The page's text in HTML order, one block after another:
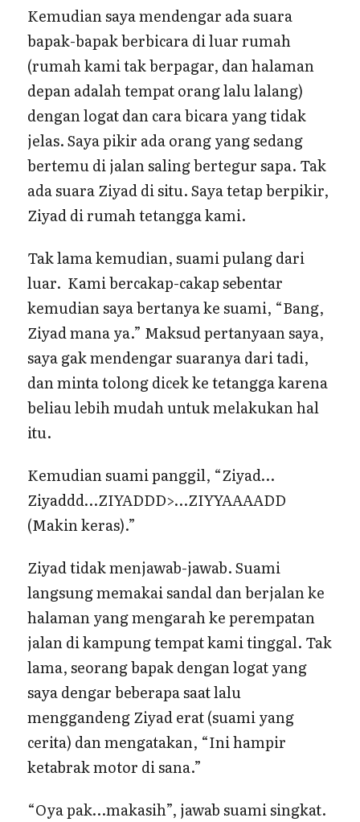
Kemudian saya mendengar ada suara
bapak-bapak berbicara di luar rumah
(rumah kami tak berpagar, dan halaman
depan adalah tempat orang lalu lalang)
dengan logat dan cara bicara yang tidak
jelas. Saya pikir ada orang yang sedang
bertemu di jalan saling bertegur sapa. Tak
ada suara Ziyad di situ. Saya tetap berpikir,
Ziyad di rumah tetangga kami.
Tak lama kemudian, suami pulang dari
luar. Kami bercakap-cakap sebentar
kemudian saya bertanya ke suami, “Bang,
Ziyad mana ya.” Maksud pertanyaan saya,
saya gak mendengar suaranya dari tadi,
dan minta tolong dicek ke tetangga karena
beliau lebih mudah untuk melakukan hal
itu.
Kemudian suami panggil, “Ziyad…
Ziyaddd…ZIYADDD>…ZIYYAAAADD
(Makin keras).”
Ziyad tidak menjawab-jawab. Suami
langsung memakai sandal dan berjalan ke
halaman yang mengarah ke perempatan
jalan di kampung tempat kami tinggal. Tak
lama, seorang bapak dengan logat yang
saya dengar beberapa saat lalu
menggandeng Ziyad erat (suami yang
cerita) dan mengatakan, “Ini hampir
ketabrak motor di sana.”
“Oya pak…makasih”, jawab suami singkat.